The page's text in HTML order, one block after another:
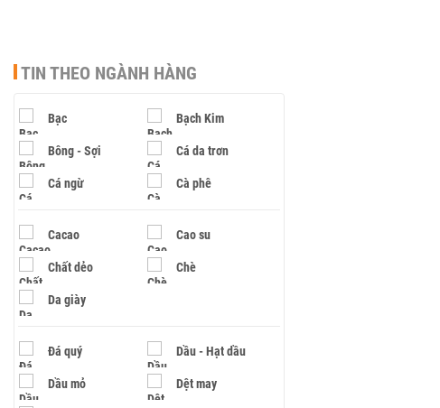
TIN THEO NGÀNH HÀNG
Bạc Bạch Kim
Bông - Sợi Cá da trơn
Cá ngừ Cà phê
Cacao Cao su
Chất dẻo Chè
Da giày
Đá quý Dầu - Hạt dầu
Dầu mỏ Dệt may